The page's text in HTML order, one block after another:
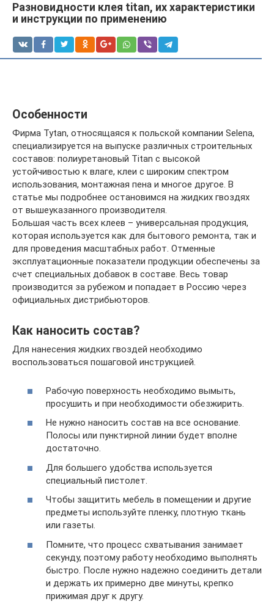
Разновидности клея titan, их характеристики
и инструкции по применению
Особенности
Фирма Tytan, относящаяся к польской компании Selena,
специализируется на выпуске различных строительных
составов: полиуретановый Titan с высокой
устойчивостью к влаге, клеи с широким спектром
использования, монтажная пена и многое другое. В
статье мы подробнее остановимся на жидких гвоздях
от вышеуказанного производителя.
Большая часть всех клеев – универсальная продукция,
которая используется как для бытового ремонта, так и
для проведения масштабных работ. Отменные
эксплуатационные показатели продукции обеспечены за
счет специальных добавок в составе. Весь товар
производится за рубежом и попадает в Россию через
официальных дистрибьюторов.
Как наносить состав?
Для нанесения жидких гвоздей необходимо
воспользоваться пошаговой инструкцией.
Рабочую поверхность необходимо вымыть,
просушить и при необходимости обезжирить.
Не нужно наносить состав на все основание.
Полосы или пунктирной линии будет вполне
достаточно.
Для большего удобства используется
специальный пистолет.
Чтобы защитить мебель в помещении и другие
предметы используйте пленку, плотную ткань
или газеты.
Помните, что процесс схватывания занимает
секунду, поэтому работу необходимо выполнять
быстро. После нужно надежно соединить детали
и держать их примерно две минуты, крепко
прижимая друг к другу.